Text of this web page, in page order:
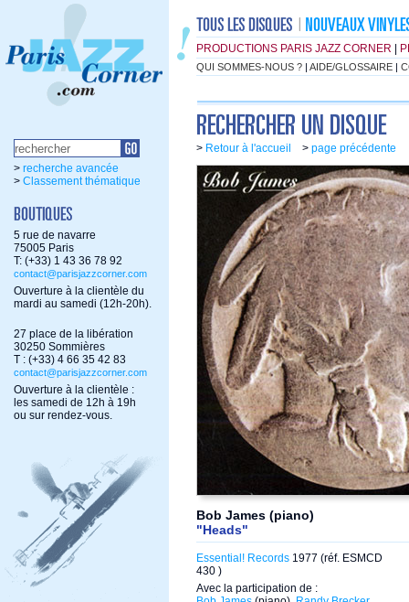
PRODUCTIONS PARIS JAZZ CORNER
QUI SOMMES-NOUS ? | AIDE/GLOSSAIRE |
> recherche avancée
> Classement thématique
5 rue de navarre
75005 Paris
T: (+33) 1 43 36 78 92
contact@parisjazzcorner.com
Ouverture à la clientèle du
mardi au samedi (12h-20h).
27 place de la libération
30250 Sommières
T : (+33) 4 66 35 42 83
contact@parisjazzcorner.com
Ouverture à la clientèle :
les samedi de 12h à 19h
ou sur rendez-vous.
> Retour à l'accueil > page précédente
Bob James (piano)
"Heads"
Essential! Records 1977 (réf. ESMCD
430 )
Avec la participation de :